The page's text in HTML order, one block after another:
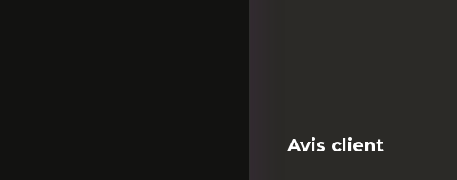
Avis client